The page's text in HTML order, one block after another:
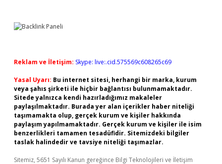
Reklam ve İletişim: Skype: live:.cid.575569c608265c69
Yasal Uyarı: Bu internet sitesi, herhangi bir marka, kurum
veya şahıs şirketi ile hiçbir bağlantısı bulunmamaktadır.
Sitede yalnızca kendi hazırladığımız makaleler
paylaşılmaktadır. Burada yer alan içerikler haber niteliği
taşımamakta olup, gerçek kurum ve kişiler hakkında
paylaşım yapılmamaktadır. Gerçek kurum ve kişiler ile isim
benzerlikleri tamamen tesadüfidir. Sitemizdeki bilgiler
taslak halindedir ve tavsiye niteliği taşımazlar.
Sitemiz, 5651 Sayılı Kanun gereğince Bilgi Teknolojileri ve İletişim